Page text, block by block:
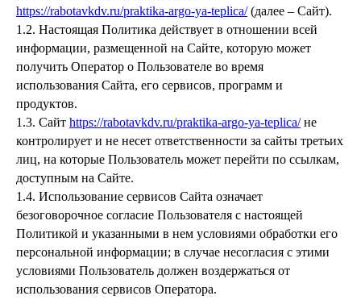
https://rabotavkdv.ru/praktika-argo-ya-teplica/(далее – Сайт).
1.2. Настоящая Политика действует в отношении всей
информации, размещенной на Сайте, которую может
получить Оператор о Пользователе во время
использования Сайта, его сервисов, программ и
продуктов.
1.3. Сайт https://rabotavkdv.ru/praktika-argo-ya-teplica/не
контролирует и не несет ответственности за сайты третьих
лиц, на которые Пользователь может перейти по ссылкам,
доступным на Сайте.
1.4. Использование сервисов Сайта означает
безоговорочное согласие Пользователя с настоящей
Политикой и указанными в нем условиями обработки его
персональной информации; в случае несогласия с этими
условиями Пользователь должен воздержаться от
использования сервисов Оператора.